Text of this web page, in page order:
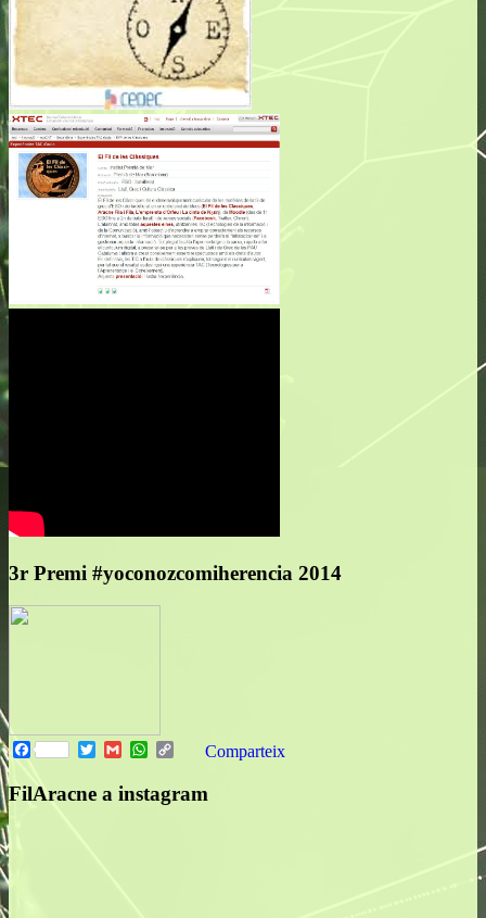
3r Premi #yoconozcomiherencia 2014
Facebook TwitterGmailWhatsApp
CopyComparteix
FilAracne a instagram